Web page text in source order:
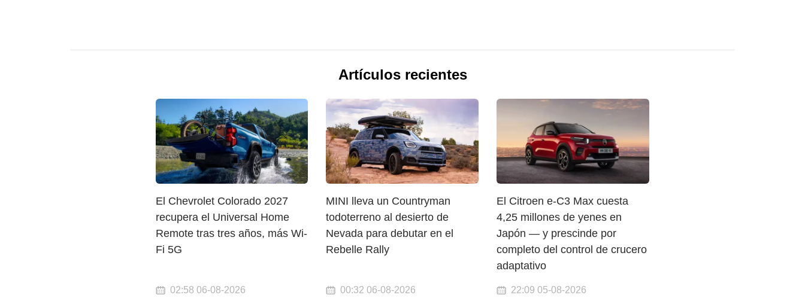
Artículos recientes
El Chevrolet Colorado 2027
recupera el Universal Home
Remote tras tres años, más Wi-
Fi 5G
02:58 06-08-2026
MINI lleva un Countryman
todoterreno al desierto de
Nevada para debutar en el
Rebelle Rally
00:32 06-08-2026
El Citroen e-C3 Max cuesta
4,25 millones de yenes en
Japón — y prescinde por
completo del control de crucero
adaptativo
22:09 05-08-2026